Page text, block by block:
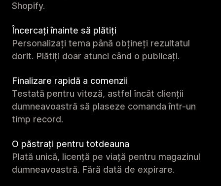
Shopify.
Încercați înainte să plătiți
Personalizați tema până obțineți rezultatul
dorit. Plătiți doar atunci când o publicați.
Finalizare rapidă a comenzii
Testată pentru viteză, astfel încât clienții
dumneavoastră să plaseze comanda într-un
timp record.
O păstrați pentru totdeauna
Plată unică, licență pe viață pentru magazinul
dumneavoastră. Fără dată de expirare.